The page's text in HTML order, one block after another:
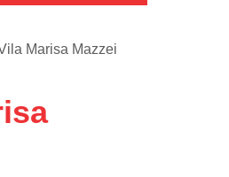
Paulo
Marisa Mazzei